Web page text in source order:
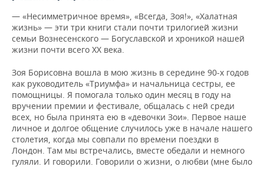
— «Несимметричное время», «Всегда, Зоя!», «Халатная
жизнь» — эти три книги стали почти трилогией жизни
семьи Вознесенского — Богуславской и хроникой нашей
жизни почти всего ХХ века.
Зоя Борисовна вошла в мою жизнь в середине 90-х годов
как руководитель «Триумфа» и начальница сестры, ее
помощницы. Я помогала только один месяц в году на
вручении премии и фестивале, общалась с ней среди
всех, но была принята ею в «девочки Зои». Первое наше
личное и долгое общение случилось уже в начале нашего
столетия, когда мы совпали по времени поездки в
Лондон. Там мы встречались, вместе обедали и немного
гуляли. И говорили. Говорили о жизни, о любви (мне было